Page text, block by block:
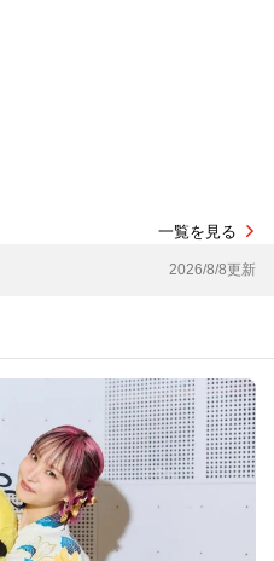
一覧を見る
2026/8/8更新